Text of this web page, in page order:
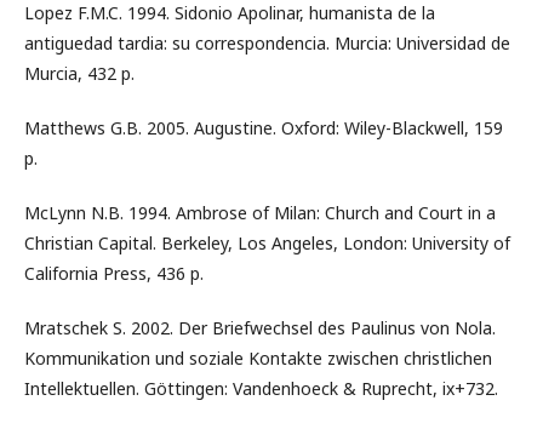
Lopez F.M.C. 1994. Sidonio Apolinar, humanista de la
antiguedad tardia: su correspondencia. Murcia: Universidad de
Murcia, 432 p.
Matthews G.B. 2005. Augustine. Oxford: Wiley-Blackwell, 159
p.
McLynn N.B. 1994. Ambrose of Milan: Church and Court in a
Christian Capital. Berkeley, Los Angeles, London: University of
California Press, 436 p.
Mratschek S. 2002. Der Briefwechsel des Paulinus von Nola.
Kommunikation und soziale Kontakte zwischen christlichen
Intellektuellen. Göttingen: Vandenhoeck & Ruprecht, ix+732.